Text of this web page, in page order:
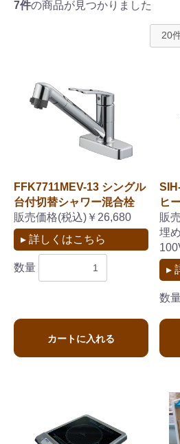
7件の商品が見つかりました
FFK7711MEV-13 シングル
台付切替シャワー混合栓
販売価格(税込)￥26,680
▸ 詳しくはこちら
数量
カートに入れる
ヒ
販
埋
▸
数